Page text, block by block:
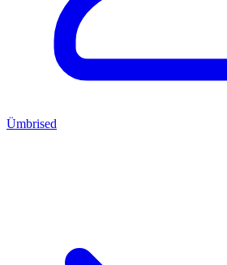
Ümbrised